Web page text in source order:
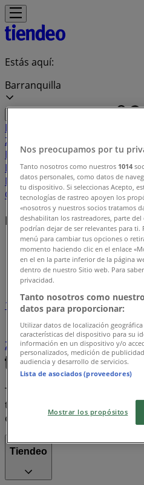
Estás aquí:
Barranquilla
Destacados
Zapatos
ElectrónicaFarmacias,
BellezaRestaurantesJuguetes
Motos y Repuestos
CineViajesBancos y Seguros
Marcas locales
Tiendeo en Barranquilla»
Índice marcas
1
Bon Preu
Frito Lay
Zenú
Tiendeo forma parte de
tecnológica que está
en todo el mundo.
Tiendeo
Nos preocupamos por tu
Tanto nosotros como nuestros 1014
datos personales, como datos de
tu dispositivo. Si seleccionas Acepto,
tecnologías de rastreo apoyen los
«nosotros y nuestros socios tratamos
deshabilitan los rastreadores, parte
podrían dejar de ser relevantes para ti.
menú para cambiar tus opciones o
momento haciendo clic en el enlace
en el en la parte inferior de la página
dentro de nuestro Sitio web. Para
privacidad.
Tanto nosotros como
datos para proporcionar:
Utilizar datos de localización
características del dispositivo para su
información en un dispositivo y/o
personalizados, medición de
audiencia y desarrollo de servicios.
Lista de asociados (proveedores)
Mostrar los propósitos